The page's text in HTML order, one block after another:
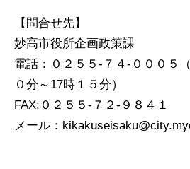
【問合せ先】
妙高市役所企画政策課
電話：０２５５-７４-０００５
０分～17時１５分）
FAX:０２５５-７２-９８４１
メール：